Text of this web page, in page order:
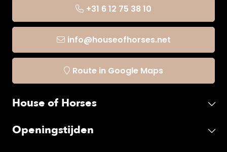
+31 6 12 75 38 10
info@houseofhorses.net
Route in Google Maps
House of Horses
Openingstijden